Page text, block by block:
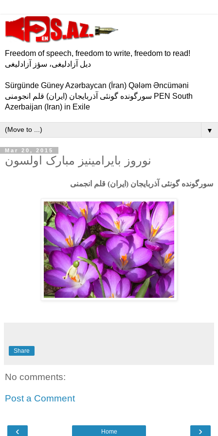
Freedom of speech, freedom to write, freedom to read!
دیل آزادلیغی، سؤز آزادلیغی
Sürgünde Güney Azərbaycan (İran) Qələm Əncüməni
سورگونده گونئی آذربایجان (ایران) قلم انجومنی PEN South
Azerbaijan (Iran) in Exile
▼
Mar 20, 2015
نوروز بایرامینیز مبارک اولسون
سورگونده گونئی آذربایجان (ایران) قلم انجمنی
Share
No comments:
Post a Comment
‹ ›
Home